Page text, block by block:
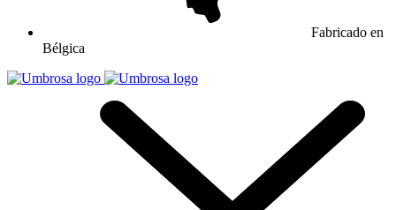
Fabricado en
Bélgica